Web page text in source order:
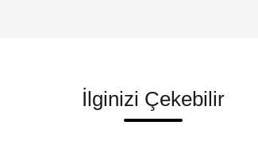
İlginizi Çekebilir